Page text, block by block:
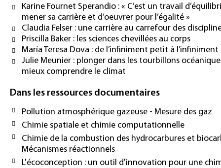
Karine Fournet Sperandio : « C’est un travail
mener sa carrière et d’oeuvrer pour l’égalité »
Claudia Felser : une carrière au carrefour des
Priscilla Baker : les sciences chevillées au corps
María Teresa Dova : de l’infiniment petit à
Julie Meunier : plonger dans les tourbillons
mieux comprendre le climat
Dans les ressources documentaires
Pollution atmosphérique gazeuse - Mesure des gaz
Chimie spatiale et chimie computationnelle
Chimie de la combustion des hydrocarbures et
Mécanismes réactionnels
L'écoconception : un outil d'innovation pour une